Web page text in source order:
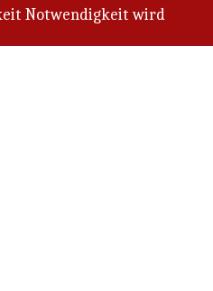
Notwendigkeit wird